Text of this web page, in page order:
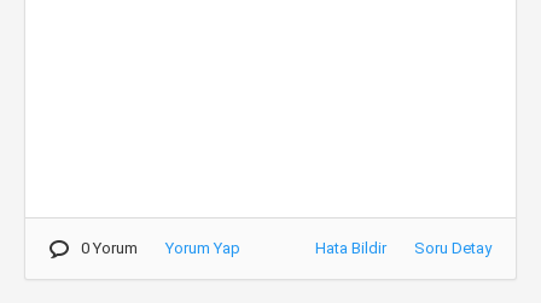
0 Yorum Yorum Yap Hata Bildir Soru Detay